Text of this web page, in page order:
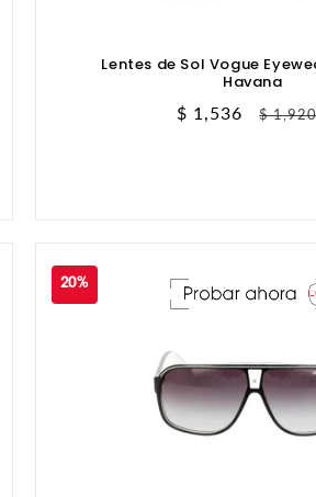
Lentes de Sol Vogue
Havana
Precio
$ 1,536
Precio
$
20%